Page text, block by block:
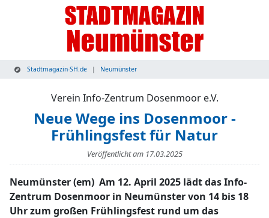
Stadtmagazin-SH.de Neumünster
Verein Info-Zentrum Dosenmoor e.V.
Neue Wege ins Dosenmoor -
Frühlingsfest für Natur
Veröffentlicht am 17.03.2025
Neumünster (em) Am 12. April 2025 lädt das Info-
Zentrum Dosenmoor in Neumünster von 14 bis 18
Uhr zum großen Frühlingsfest rund um das